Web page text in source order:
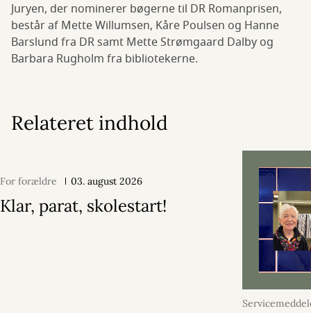
Juryen, der nominerer bøgerne til DR Romanprisen,
består af Mette Willumsen, Kåre Poulsen og Hanne
Barslund fra DR samt Mette Strømgaard Dalby og
Barbara Rugholm fra bibliotekerne.
Relateret indhold
For forældre 03. august 2026
Klar, parat, skolestart!